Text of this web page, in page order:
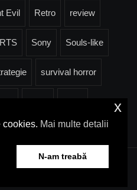
Evil Retro review
RTS Sony Souls-like
survival horror
cookies. Mai multe detalii
N-am treabă
x